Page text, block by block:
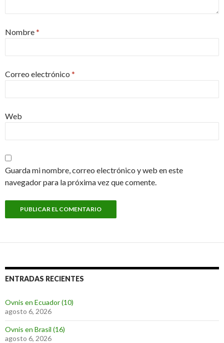
Nombre*
Correo electrónico *
Web
Guarda mi nombre, correo electrónico y web en este
navegador para la próxima vez que comente.
ENTRADAS RECIENTES
Ovnis en Ecuador (10)
agosto 6, 2026
Ovnis en Brasil (16)
agosto 6, 2026